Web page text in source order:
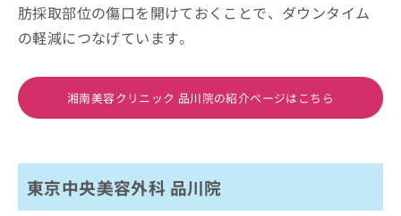
肪採取部位の傷口を開けておくことで、ダウンタイム
の軽減につなげています。
湘南美容クリニック 品川院の紹介ページはこちら
東京中央美容外科 品川院